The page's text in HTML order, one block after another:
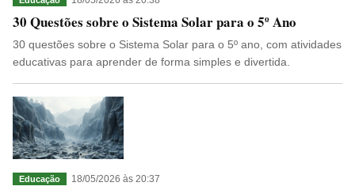
30 Questões sobre o Sistema Solar para o 5º Ano
30 questões sobre o Sistema Solar para o 5º ano, com atividades
educativas para aprender de forma simples e divertida.
Educação 18/05/2026 às 20:37